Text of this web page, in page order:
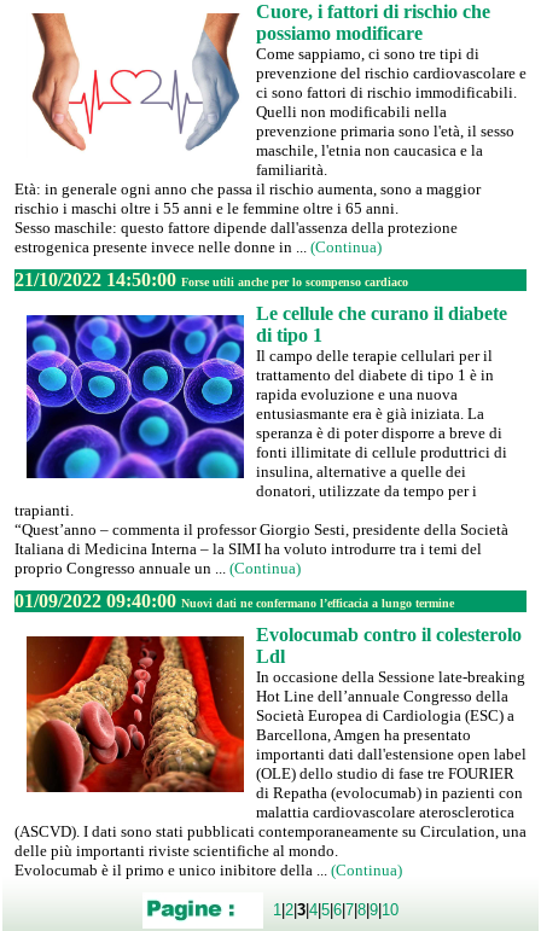
Cuore, i fattori di rischio che
possiamo modificare
Come sappiamo, ci sono tre tipi di
prevenzione del rischio cardiovascolare e
ci sono fattori di rischio immodificabili.
Quelli non modificabili nella
prevenzione primaria sono l'età, il sesso
maschile, l'etnia non caucasica e la
familiarità.
Età: in generale ogni anno che passa il rischio aumenta, sono a maggior
rischio i maschi oltre i 55 anni e le femmine oltre i 65 anni.
Sesso maschile: questo fattore dipende dall'assenza della protezione
estrogenica presente invece nelle donne in ... (Continua)
21/10/2022 14:50:00 Forse utili anche per lo scompenso cardiaco
Le cellule che curano il diabete
di tipo 1
Il campo delle terapie cellulari per il
trattamento del diabete di tipo 1 è in
rapida evoluzione e una nuova
entusiasmante era è già iniziata. La
speranza è di poter disporre a breve di
fonti illimitate di cellule produttrici di
insulina, alternative a quelle dei
donatori, utilizzate da tempo per i
trapianti.
“Quest’anno – commenta il professor Giorgio Sesti, presidente della Società
Italiana di Medicina Interna – la SIMI ha voluto introdurre tra i temi del
proprio Congresso annuale un ... (Continua)
01/09/2022 09:40:00 Nuovi dati ne confermano l’efficacia a lungo termine
Evolocumab contro il colesterolo
Ldl
In occasione della Sessione late-breaking
Hot Line dell’annuale Congresso della
Società Europea di Cardiologia (ESC) a
Barcellona, Amgen ha presentato
importanti dati dall'estensione open label
(OLE) dello studio di fase tre FOURIER
di Repatha (evolocumab) in pazienti con
malattia cardiovascolare aterosclerotica
(ASCVD). I dati sono stati pubblicati contemporaneamente su Circulation, una
delle più importanti riviste scientifiche al mondo.
Evolocumab è il primo e unico inibitore della ... (Continua)
1 |2|3|4|5|6|7|8|9|10